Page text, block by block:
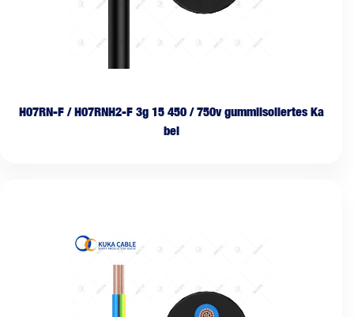
H07RN-F / H07RNH2-F 3g 15 450 / 750v gummiisoliertes Ka
bel